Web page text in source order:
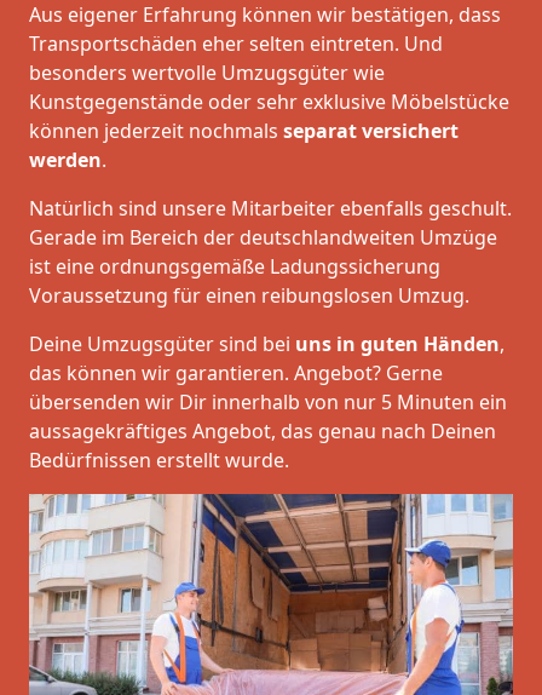
Aus eigener Erfahrung können wir bestätigen, dass
Transportschäden eher selten eintreten. Und
besonders wertvolle Umzugsgüter wie
Kunstgegenstände oder sehr exklusive Möbelstücke
können jederzeit nochmals separat versichert
werden.
Natürlich sind unsere Mitarbeiter ebenfalls geschult.
Gerade im Bereich der deutschlandweiten Umzüge
ist eine ordnungsgemäße Ladungssicherung
Voraussetzung für einen reibungslosen Umzug.
Deine Umzugsgüter sind bei uns in guten Händen,
das können wir garantieren. Angebot? Gerne
übersenden wir Dir innerhalb von nur 5 Minuten ein
aussagekräftiges Angebot, das genau nach Deinen
Bedürfnissen erstellt wurde.